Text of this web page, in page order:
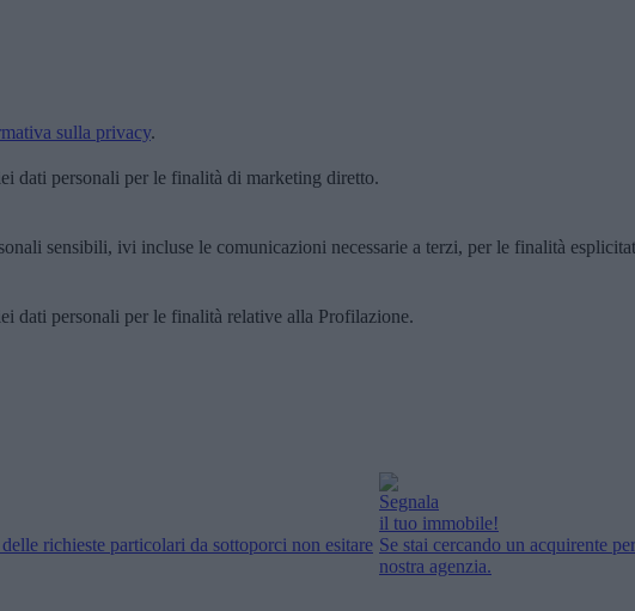
sulla privacy.
dati personali per le finalità di marketing diretto.
sensibili, ivi incluse le comunicazioni necessarie a terzi, per le finalità
dati personali per le finalità relative alla Profilazione.
richieste particolari da sottoporci non esitare
Segnala
il tuo immobile!
Se stai cercando un acquirente
nostra agenzia.